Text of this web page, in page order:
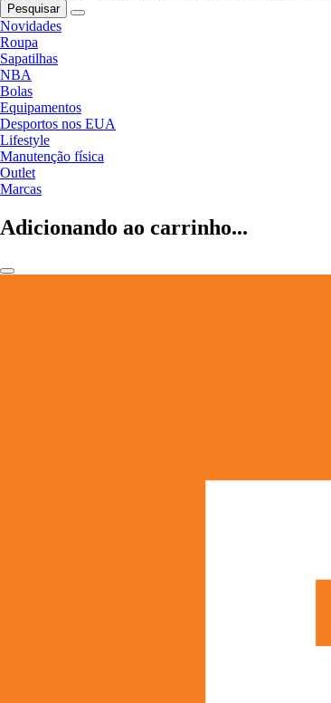
Pesquisar
Novidades
Roupa
Sapatilhas
NBA
Bolas
Equipamentos
Desportos nos EUA
Lifestyle
Manutenção física
Outlet
Marcas
Adicionando ao carrinho...